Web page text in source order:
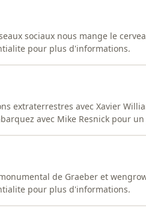
sociaux nous mange le
pour plus d'informations.
extraterrestres avec Xavier
avec Mike Resnick pour
de Graeber et
pour plus d'informations.